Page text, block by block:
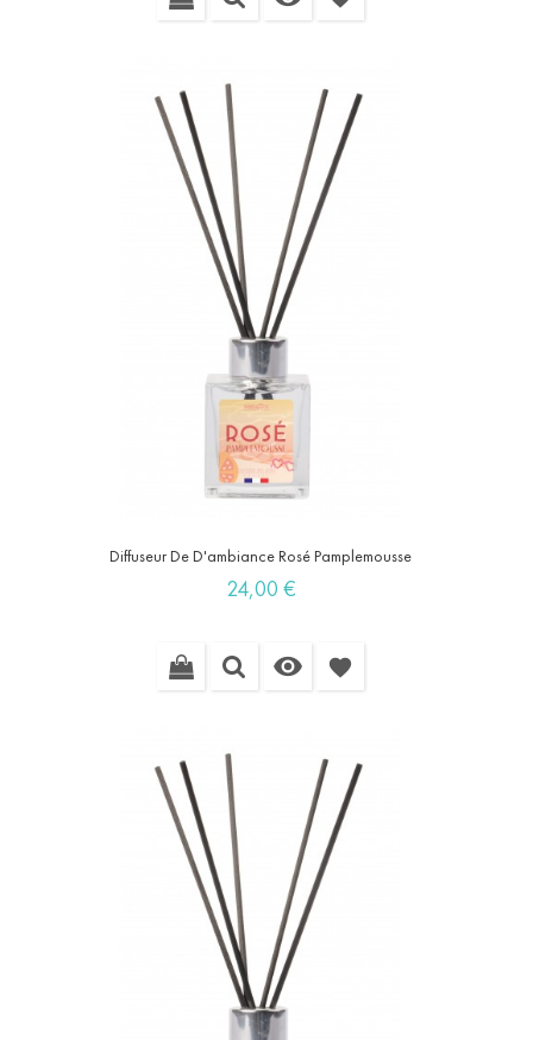
Diffuseur De D'ambiance Rosé Pamplemousse
Prix
24,00 €
 favorite